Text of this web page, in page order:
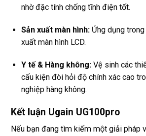
nhờ đặc tính chống tĩnh điện tốt.
Sản xuất màn hình: Ứng dụng
xuất màn hình LCD.
Y tế & Hàng không: Vệ sinh các
cấu kiện đòi hỏi độ chính xác cao
nghiệp hàng không.
Kết luận Ugain UG100pro
Nếu bạn đang tìm kiếm một giải pháp